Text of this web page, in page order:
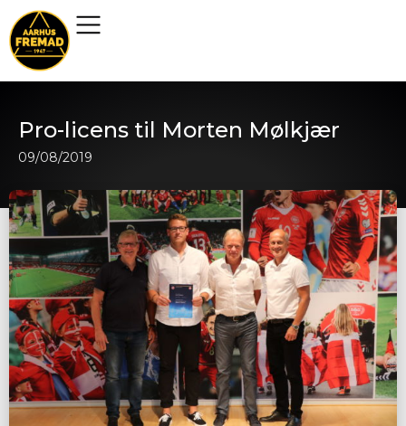
Pro-licens til Morten Mølkjær
09/08/2019